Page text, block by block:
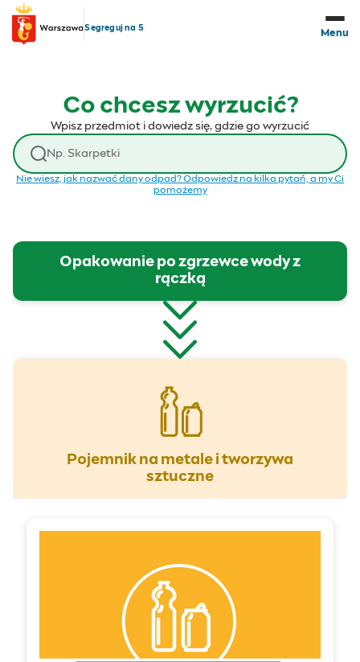
Przejdź do treści
Segreguj na 5
Menu
Co chcesz wyrzucić?
Wpisz przedmiot i dowiedz się, gdzie go wyrzucić
Wyszukaj odpad
Nie wiesz, jak nazwać dany odpad? Odpowiedz na kilka pytań, a my Ci
pomożemy
Opakowanie po zgrzewce wody z
rączką
Pojemnik na metale i tworzywa
sztuczne